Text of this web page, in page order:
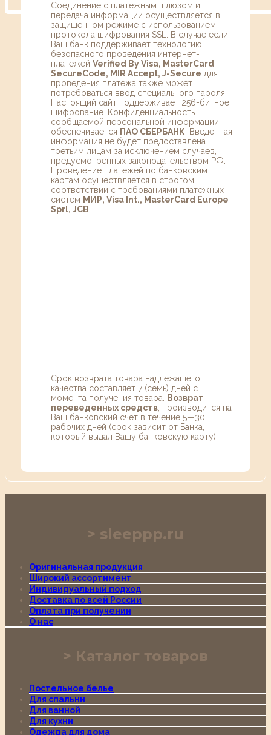
Соединение с платежным шлюзом и
передача информации осуществляется в
защищенном режиме с использованием
протокола шифрования SSL. В случае если
Ваш банк поддерживает технологию
безопасного проведения интернет-
платежей Verified By Visa, MasterCard
SecureCode, MIR Accept, J-Secure для
проведения платежа также может
потребоваться ввод специального пароля.
Настоящий сайт поддерживает 256-битное
шифрование. Конфиденциальность
сообщаемой персональной информации
обеспечивается ПАО СБЕРБАНК . Введенная
информация не будет предоставлена
третьим лицам за исключением случаев,
предусмотренных законодательством РФ.
Проведение платежей по банковским
картам осуществляется в строгом
соответствии с требованиями платежных
систем МИР, Visa Int., MasterCard Europe
Sprl, JCB
Срок возврата товара надлежащего
качества составляет 7 (семь) дней с
момента получения товара.
Возврат
переведенных средств , производится на
Ваш банковский счет в течение 5—30
рабочих дней (срок зависит от Банка,
который выдал Вашу банковскую карту).
sleeppp.ru
Оригинальная продукция
Широкий ассортимент
Индивидуальный подход
Доставка по всей России
Оплата при получении
О нас
Каталог товаров
Постельное белье
Для спальни
Для ванной
Для кухни
Одежда для дома